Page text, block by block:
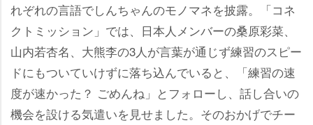
れぞれの言語でしんちゃんのモノマネを披露。「コネ
クトミッション」では、日本人メンバーの桑原彩菜、
山内若杏名、大熊李の3人が言葉が通じず練習のスピー
ドにもついていけずに落ち込んでいると、「練習の速
度が速かった？ ごめんね」とフォローし、話し合いの
機会を設ける気遣いを見せました。そのおかげでチー